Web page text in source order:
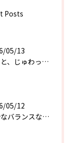
Posts
05/13
サクッと、じゅわっと。瀬戸内が香るカキフライ
05/12
🍅絶妙なバランスなのに最高な一品🥗